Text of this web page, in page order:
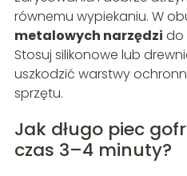
równemu wypiekaniu. W
metalowych narzędzi do
Stosuj silikonowe lub
uszkodzić warstwy
sprzętu.
Jak długo piec
czas 3–4 minuty?